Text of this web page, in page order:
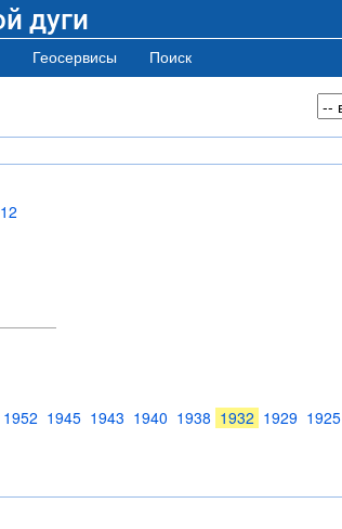
дуги
Геосервисы Поиск
1952 1945 1943 1940 1938 1932 1929 1925